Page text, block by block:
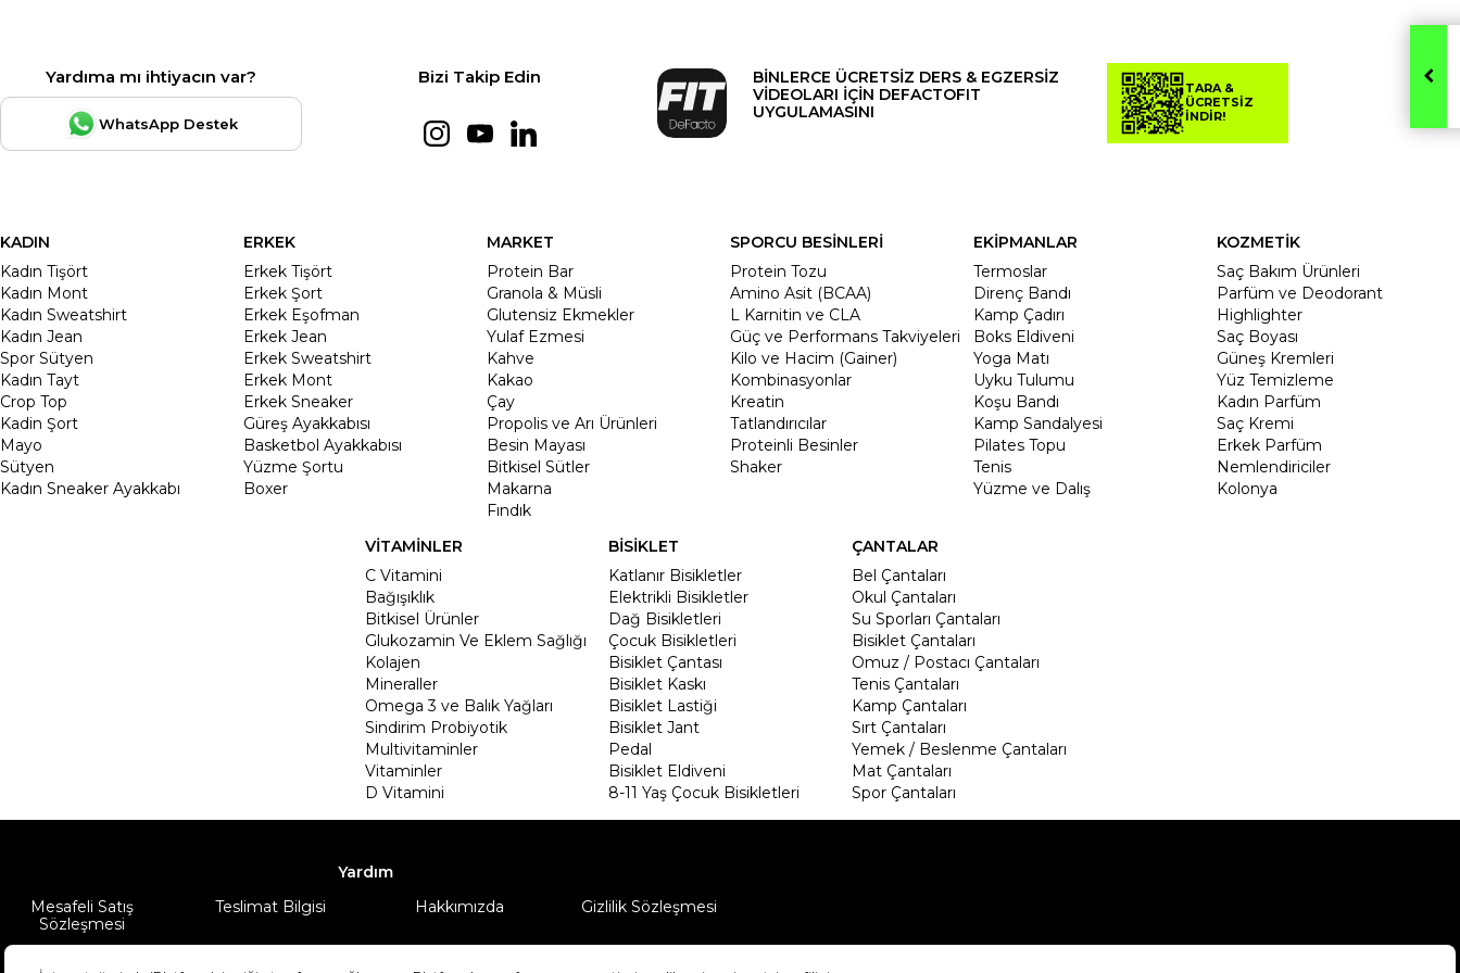
Yardıma mı ihtiyacın var?
WhatsApp Destek
Bizi Takip Edin
BİNLERCE ÜCRETSİZ DERS & EGZERSİZ
VİDEOLARI İÇİN DEFACTOFIT
UYGULAMASINI
TARA &
ÜCRETSİZ
İNDİR!
KADIN
Kadın Tişört
Kadın Mont
Kadın Sweatshirt
Kadın Jean
Spor Sütyen
Kadın Tayt
Crop Top
Kadin Şort
Mayo
Sütyen
Kadın Sneaker Ayakkabı
ERKEK
Erkek Tişört
Erkek Şort
Erkek Eşofman
Erkek Jean
Erkek Sweatshirt
Erkek Mont
Erkek Sneaker
Güreş Ayakkabısı
Basketbol Ayakkabısı
Yüzme Şortu
Boxer
MARKET
Protein Bar
Granola & Müsli
Glutensiz Ekmekler
Yulaf Ezmesi
Kahve
Kakao
Çay
Propolis ve Arı Ürünleri
Besin Mayası
Bitkisel Sütler
Makarna
Fındık
SPORCU BESİNLERİ
Protein Tozu
Amino Asit (BCAA)
L Karnitin ve CLA
Güç ve Performans Takviyeleri
Kilo ve Hacim (Gainer)
Kombinasyonlar
Kreatin
Tatlandırıcılar
Proteinli Besinler
Shaker
EKİPMANLAR
Termoslar
Direnç Bandı
Kamp Çadırı
Boks Eldiveni
Yoga Matı
Uyku Tulumu
Koşu Bandı
Kamp Sandalyesi
Pilates Topu
Tenis
Yüzme ve Dalış
KOZMETİK
Saç Bakım Ürünleri
Parfüm ve Deodorant
Highlighter
Saç Boyası
Güneş Kremleri
Yüz Temizleme
Kadın Parfüm
Saç Kremi
Erkek Parfüm
Nemlendiriciler
Kolonya
VİTAMİNLER
C Vitamini
Bağışıklık
Bitkisel Ürünler
Glukozamin Ve Eklem Sağlığı
Kolajen
Mineraller
Omega 3 ve Balık Yağları
Sindirim Probiyotik
Multivitaminler
Vitaminler
D Vitamini
BİSİKLET
Katlanır Bisikletler
Elektrikli Bisikletler
Dağ Bisikletleri
Çocuk Bisikletleri
Bisiklet Çantası
Bisiklet Kaskı
Bisiklet Lastiği
Bisiklet Jant
Pedal
Bisiklet Eldiveni
8-11 Yaş Çocuk Bisikletleri
ÇANTALAR
Bel Çantaları
Okul Çantaları
Su Sporları Çantaları
Bisiklet Çantaları
Omuz / Postacı Çantaları
Tenis Çantaları
Kamp Çantaları
Sırt Çantaları
Yemek / Beslenme Çantaları
Mat Çantaları
Spor Çantaları
Yardım
Mesafeli Satış
Sözleşmesi
Teslimat Bilgisi Hakkımızda Gizlilik Sözleşmesi